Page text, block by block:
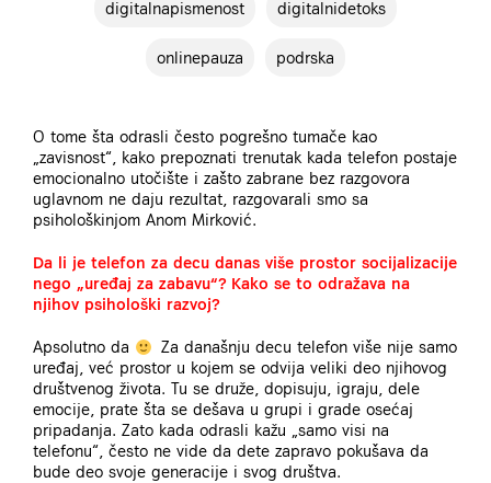
digitalnapismenost digitalnidetoks
onlinepauza podrska
O tome šta odrasli često pogrešno tumače kao
„zavisnost“, kako prepoznati trenutak kada telefon postaje
emocionalno utočište i zašto zabrane bez razgovora
uglavnom ne daju rezultat, razgovarali smo sa
psihološkinjom Anom Mirković.
Da li je telefon za decu danas više prostor socijalizacije
nego „uređaj za zabavu“? Kako se to odražava na
njihov psihološki razvoj?
Apsolutno da
Za današnju decu telefon više nije samo
uređaj, već prostor u kojem se odvija veliki deo njihovog
društvenog života. Tu se druže, dopisuju, igraju, dele
emocije, prate šta se dešava u grupi i grade osećaj
pripadanja. Zato kada odrasli kažu „samo visi na
telefonu“, često ne vide da dete zapravo pokušava da
bude deo svoje generacije i svog društva.